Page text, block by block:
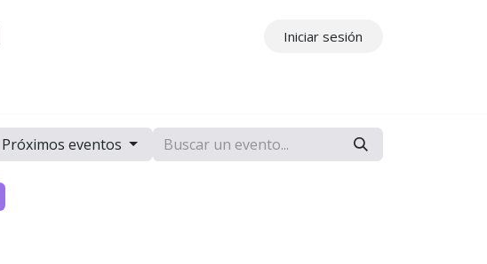
Iniciar sesión
Próximos eventos